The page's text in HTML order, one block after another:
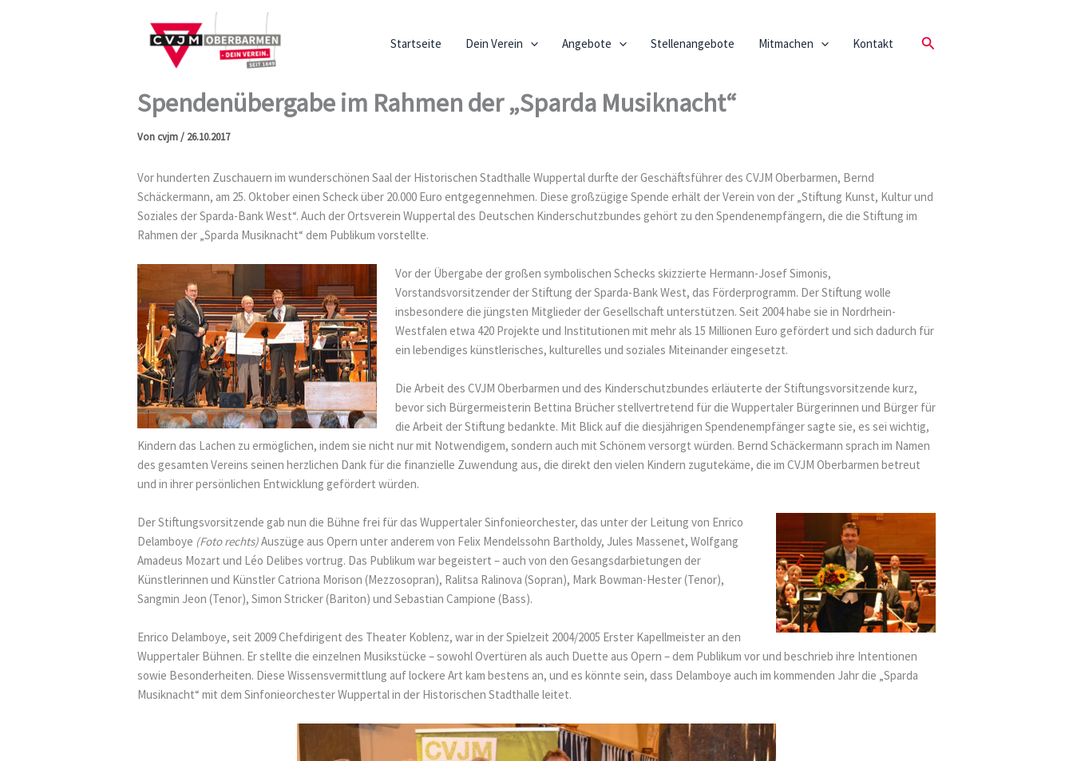
Startseite Dein Verein Angebote Stellenangebote Mitmachen Kontakt Suchen
Spendenübergabe im Rahmen der „Sparda Musiknacht“
Von cvjm/26.10.2017
Vor hunderten Zuschauern im wunderschönen Saal der Historischen Stadthalle Wuppertal durfte der Geschäftsführer des CVJM Oberbarmen, Bernd
Schäckermann, am 25. Oktober einen Scheck über 20.000 Euro entgegennehmen. Diese großzügige Spende erhält der Verein von der „Stiftung Kunst, Kultur und
Soziales der Sparda-Bank West“. Auch der Ortsverein Wuppertal des Deutschen Kinderschutzbundes gehört zu den Spendenempfängern, die die Stiftung im
Rahmen der „Sparda Musiknacht“ dem Publikum vorstellte.
Vor der Übergabe der großen symbolischen Schecks skizzierte Hermann-Josef Simonis,
Vorstandsvorsitzender der Stiftung der Sparda-Bank West, das Förderprogramm. Der Stiftung wolle
insbesondere die jüngsten Mitglieder der Gesellschaft unterstützen. Seit 2004 habe sie in Nordrhein-
Westfalen etwa 420 Projekte und Institutionen mit mehr als 15 Millionen Euro gefördert und sich dadurch für
ein lebendiges künstlerisches, kulturelles und soziales Miteinander eingesetzt.
Die Arbeit des CVJM Oberbarmen und des Kinderschutzbundes erläuterte der Stiftungsvorsitzende kurz,
bevor sich Bürgermeisterin Bettina Brücher stellvertretend für die Wuppertaler Bürgerinnen und Bürger für
die Arbeit der Stiftung bedankte. Mit Blick auf die diesjährigen Spendenempfänger sagte sie, es sei wichtig,
Kindern das Lachen zu ermöglichen, indem sie nicht nur mit Notwendigem, sondern auch mit Schönem versorgt würden. Bernd Schäckermann sprach im Namen
des gesamten Vereins seinen herzlichen Dank für die finanzielle Zuwendung aus, die direkt den vielen Kindern zugutekäme, die im CVJM Oberbarmen betreut
und in ihrer persönlichen Entwicklung gefördert würden.
Der Stiftungsvorsitzende gab nun die Bühne frei für das Wuppertaler Sinfonieorchester, das unter der Leitung von Enrico
Delamboye (Foto rechts)Auszüge aus Opern unter anderem von Felix Mendelssohn Bartholdy, Jules Massenet, Wolfgang
Amadeus Mozart und Léo Delibes vortrug. Das Publikum war begeistert – auch von den Gesangsdarbietungen der
Künstlerinnen und Künstler Catriona Morison (Mezzosopran), Ralitsa Ralinova (Sopran), Mark Bowman-Hester (Tenor),
Sangmin Jeon (Tenor), Simon Stricker (Bariton) und Sebastian Campione (Bass).
Enrico Delamboye, seit 2009 Chefdirigent des Theater Koblenz, war in der Spielzeit 2004/2005 Erster Kapellmeister an den
Wuppertaler Bühnen. Er stellte die einzelnen Musikstücke – sowohl Overtüren als auch Duette aus Opern – dem Publikum vor und beschrieb ihre Intentionen
sowie Besonderheiten. Diese Wissensvermittlung auf lockere Art kam bestens an, und es könnte sein, dass Delamboye auch im kommenden Jahr die „Sparda
Musiknacht“ mit dem Sinfonieorchester Wuppertal in der Historischen Stadthalle leitet.